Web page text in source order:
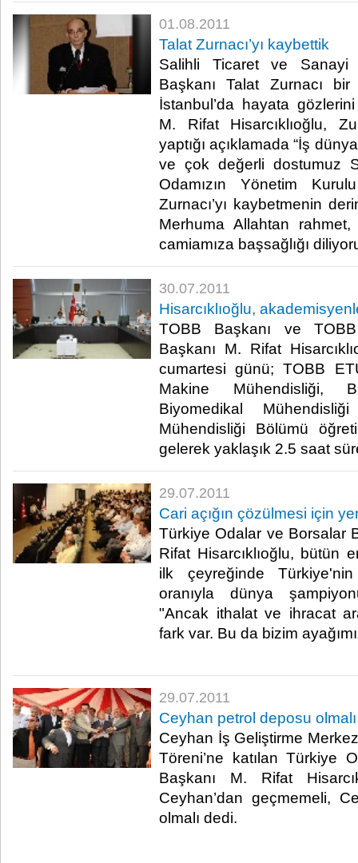
01.08.2011
Talat Zurnacı’yı kaybettik
Salihli Ticaret ve Sanayi
Başkanı Talat Zurnacı
İstanbul’da hayata
M. Rifat Hisarcıklıoğlu,
yaptığı açıklamada “İş
ve çok değerli dostumuz
Odamızın Yönetim
Zurnacı’yı kaybetmenin
Merhuma Allahtan rahmet,
camiamıza başsağlığı
30.07.2011
Hisarcıklıoğlu,
TOBB Başkanı ve
Başkanı M. Rifat
cumartesi günü; TOBB
Makine Mühendisliği,
Biyomedikal
Mühendisliği Bölümü
gelerek yaklaşık 2.5 saat
29.07.2011
Cari açığın çözülmesi için
Türkiye Odalar ve Borsalar
Rifat Hisarcıklıoğlu, bütün
ilk çeyreğinde
oranıyla dünya
"Ancak ithalat ve ihracat
fark var. Bu da bizim
29.07.2011
Ceyhan petrol deposu olmalı
Ceyhan İş Geliştirme
Töreni’ne katılan Türkiye
Başkanı M. Rifat
Ceyhan’dan geçmemeli,
olmalı dedi.